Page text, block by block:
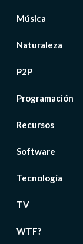
Música
Naturaleza
P2P
Programación
Recursos
Software
Tecnología
TV
WTF?